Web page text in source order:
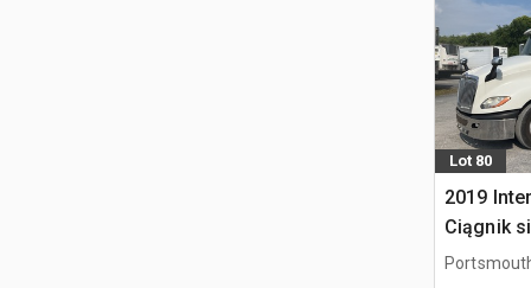
Lot 80
2019
Ciągnik
kabiną